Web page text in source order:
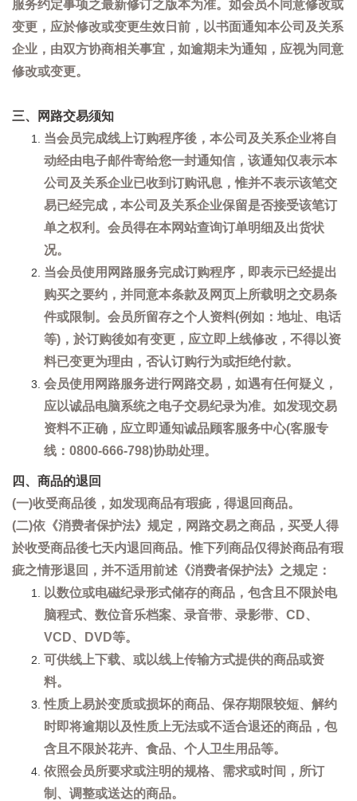
服务约定事项之最新修订之版本为准。如会员不同意修改或
变更，应於修改或变更生效日前，以书面通知本公司及关系
企业，由双方协商相关事宜，如逾期未为通知，应视为同意
修改或变更。
三、网路交易须知
当会员完成线上订购程序後，本公司及关系企业将自
动经由电子邮件寄给您一封通知信，该通知仅表示本
公司及关系企业已收到订购讯息，惟并不表示该笔交
易已经完成，本公司及关系企业保留是否接受该笔订
单之权利。会员得在本网站查询订单明细及出货状
况。
当会员使用网路服务完成订购程序，即表示已经提出
购买之要约，并同意本条款及网页上所载明之交易条
件或限制。会员所留存之个人资料(例如：地址、电话
等)，於订购後如有变更，应立即上线修改，不得以资
料已变更为理由，否认订购行为或拒绝付款。
会员使用网路服务进行网路交易，如遇有任何疑义，
应以诚品电脑系统之电子交易纪录为准。如发现交易
资料不正确，应立即通知诚品顾客服务中心(客服专
线：0800-666-798)协助处理。
四、商品的退回
(一)收受商品後，如发现商品有瑕疵，得退回商品。
(二)依《消费者保护法》规定，网路交易之商品，买受人得
於收受商品後七天内退回商品。惟下列商品仅得於商品有瑕
疵之情形退回，并不适用前述《消费者保护法》之规定：
以数位或电磁纪录形式储存的商品，包含且不限於电
脑程式、数位音乐档案、录音带、录影带、CD、
VCD、DVD等。
可供线上下载、或以线上传输方式提供的商品或资
料。
性质上易於变质或损坏的商品、保存期限较短、解约
时即将逾期以及性质上无法或不适合退还的商品，包
含且不限於花卉、食品、个人卫生用品等。
依照会员所要求或注明的规格、需求或时间，所订
制、调整或送达的商品。